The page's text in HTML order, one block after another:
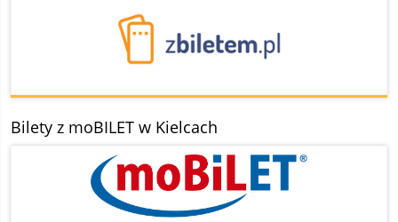
Bilety z moBILET w Kielcach